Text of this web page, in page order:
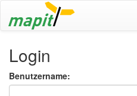
Login
Benutzername: